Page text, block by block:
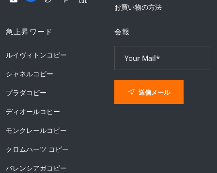
お買い物の方法
急上昇ワード
ルイヴィトンコピー
シャネルコピー
プラダコピー
ディオールコピー
モンクレールコピー
クロムハーツ コピー
バレンシアガコピー
会報
送信メール